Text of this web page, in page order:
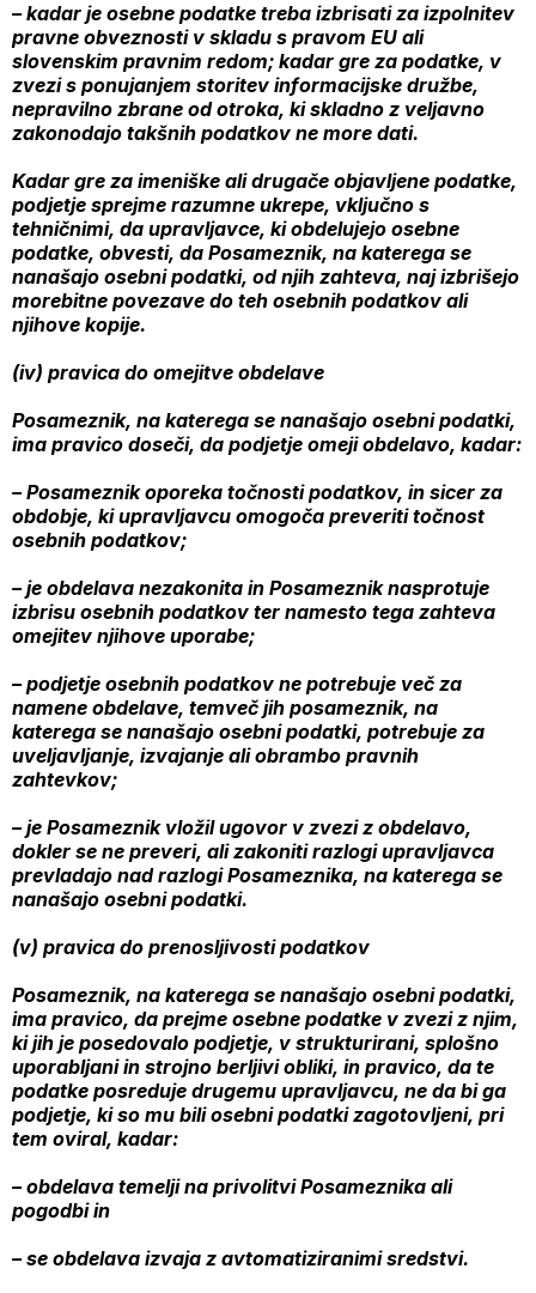
– kadar je osebne podatke treba izbrisati za izpolnitev
pravne obveznosti v skladu s pravom EU ali
slovenskim pravnim redom; kadar gre za podatke, v
zvezi s ponujanjem storitev informacijske družbe,
nepravilno zbrane od otroka, ki skladno z veljavno
zakonodajo takšnih podatkov ne more dati.
Kadar gre za imeniške ali drugače objavljene podatke,
podjetje sprejme razumne ukrepe, vključno s
tehničnimi, da upravljavce, ki obdelujejo osebne
podatke, obvesti, da Posameznik, na katerega se
nanašajo osebni podatki, od njih zahteva, naj izbrišejo
morebitne povezave do teh osebnih podatkov ali
njihove kopije.
(iv) pravica do omejitve obdelave
Posameznik, na katerega se nanašajo osebni podatki,
ima pravico doseči, da podjetje omeji obdelavo, kadar:
– Posameznik oporeka točnosti podatkov, in sicer za
obdobje, ki upravljavcu omogoča preveriti točnost
osebnih podatkov;
– je obdelava nezakonita in Posameznik nasprotuje
izbrisu osebnih podatkov ter namesto tega zahteva
omejitev njihove uporabe;
– podjetje osebnih podatkov ne potrebuje več za
namene obdelave, temveč jih posameznik, na
katerega se nanašajo osebni podatki, potrebuje za
uveljavljanje, izvajanje ali obrambo pravnih
zahtevkov;
– je Posameznik vložil ugovor v zvezi z obdelavo,
dokler se ne preveri, ali zakoniti razlogi upravljavca
prevladajo nad razlogi Posameznika, na katerega se
nanašajo osebni podatki.
(v) pravica do prenosljivosti podatkov
Posameznik, na katerega se nanašajo osebni podatki,
ima pravico, da prejme osebne podatke v zvezi z njim,
ki jih je posedovalo podjetje, v strukturirani, splošno
uporabljani in strojno berljivi obliki, in pravico, da te
podatke posreduje drugemu upravljavcu, ne da bi ga
podjetje, ki so mu bili osebni podatki zagotovljeni, pri
tem oviral, kadar:
– obdelava temelji na privolitvi Posameznika ali
pogodbi in
– se obdelava izvaja z avtomatiziranimi sredstvi.